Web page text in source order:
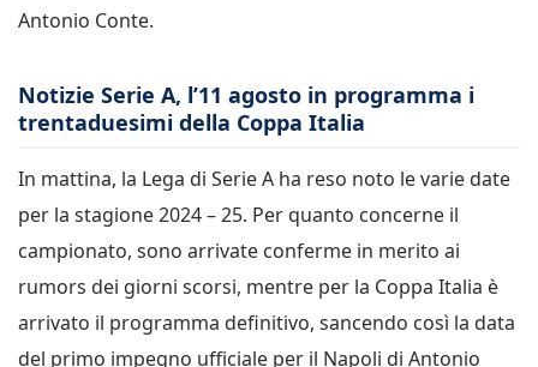
Antonio Conte.
Notizie Serie A, l’11 agosto in programma i
trentaduesimi della Coppa Italia
In mattina, la Lega di Serie A ha reso noto le varie date
per la stagione 2024 – 25. Per quanto concerne il
campionato, sono arrivate conferme in merito ai
rumors dei giorni scorsi, mentre per la Coppa Italia è
arrivato il programma definitivo, sancendo così la data
del primo impegno ufficiale per il Napoli di Antonio